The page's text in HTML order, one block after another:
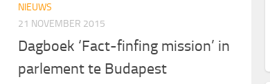
NIEUWS
21 NOVEMBER 2015
Dagboek ‘Fact-finfing mission’ in
parlement te Budapest